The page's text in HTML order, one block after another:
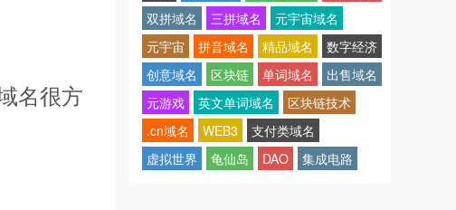
名很方
双拼域名
三拼域名
元宇宙域名
元宇宙
拼音域名 精品域名
数字经济
创意域名
区块链 单词域名
出售域名
元游戏
英文单词域名
区块链技术
.cn域名
WEB3
支付类域名
虚拟世界
龟仙岛 DAO 集成电路